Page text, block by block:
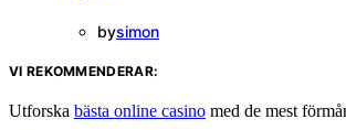
bysimon
VI REKOMMENDERAR:
Utforska bästa online casino med de mest